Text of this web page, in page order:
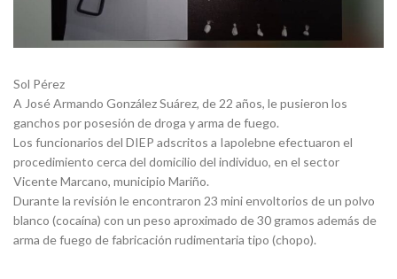
Sol Pérez
A José Armando González Suárez, de 22 años, le pusieron los
ganchos por posesión de droga y arma de fuego.
Los funcionarios del DIEP adscritos a Iapolebne efectuaron el
procedimiento cerca del domicilio del individuo, en el sector
Vicente Marcano, municipio Mariño.
Durante la revisión le encontraron 23 mini envoltorios de un polvo
blanco (cocaína) con un peso aproximado de 30 gramos además de
arma de fuego de fabricación rudimentaria tipo (chopo).